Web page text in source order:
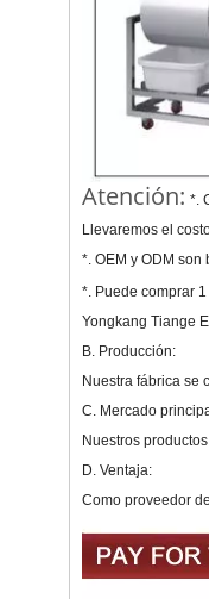
Atención: *.
Llevaremos el
*. OEM y ODM
*. Puede comprar
Yongkang Tiange
B. Producción:
Nuestra fábrica se
C. Mercado
Nuestros
D. Ventaja:
Como proveedor